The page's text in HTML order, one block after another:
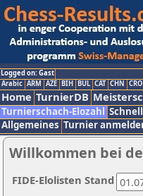
Logged on: Gast
Arabic ARM AZE BIH BUL CAT CHN CRO
Home TurnierDB
Turnierschach-Elozahl
Allgemeines Turnier
Willkommen bei
FIDE-Elolisten Stand